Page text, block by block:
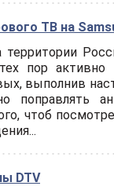
ТВ на
пор активно
выполнив
поправлять
чтоб
DTV